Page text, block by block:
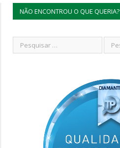
NÃO ENCONTROU O QUE QUERIA?